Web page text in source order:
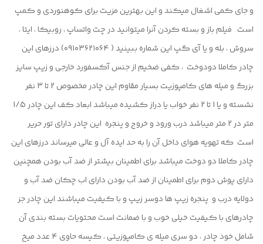
و جای کمی اشغال میکند و این بهترین مزیت برای کوهنوردی و کمپ
است فیلم باز و بسته کردن آنرا میتوانید در چت واتساپ ، روبیکا ، ایتا ،
سروش ، بله و یا آی گپ این شماره ببینید ( ۰۹۱۰۳۶۲۱۰۶۴) درزهای این
چادر کاملا دودوخت ، کفی ضخیم از جنس آکسفورد خارجی و زیپ سایز
بزرگ و میله های کامپوزیت بسیار مقاوم این چادر مخصوص 2 تا 3 نفر
نشسته و یا 1 تا 2 نفر خواب یا دراز کشیده میباشد ابعاد کف این چادر 1/5
متر در 2 متر میباشد درب ورود و خروج و پنجره این چادر دارای تور حریر
است که تهویه هوای داخل آن را به حد ایده آل و عالی میرساند درزهای این
چادر کاملا دو دوخت میباشد برای اطمینان بیشتر از ضد آب بودن همچنین
دارای پوش دوم برای اطمینان از ضد آب بودن دارای اب چکان ضد آب و
دولایه درب و پنجره زیپ ها دوسر زیپ و با کیفیت میباشند این چادر جز
چادرهای با کیفیت خیلی خوب و با ضمانت است محتویات بسته بندی آن
شامل خود چادر ، دو سری میله ی کامپوزیتی ، کیسه حاوی ۴ عدد میخ